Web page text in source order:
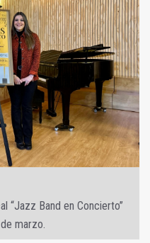
“Jazz Band en Concierto”
marzo.